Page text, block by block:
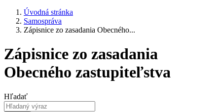
Úvodná stránka
Samospráva
Zápisnice zo zasadania Obecného...
Zápisnice zo zasadania
Obecného zastupiteľstva
Hľadať